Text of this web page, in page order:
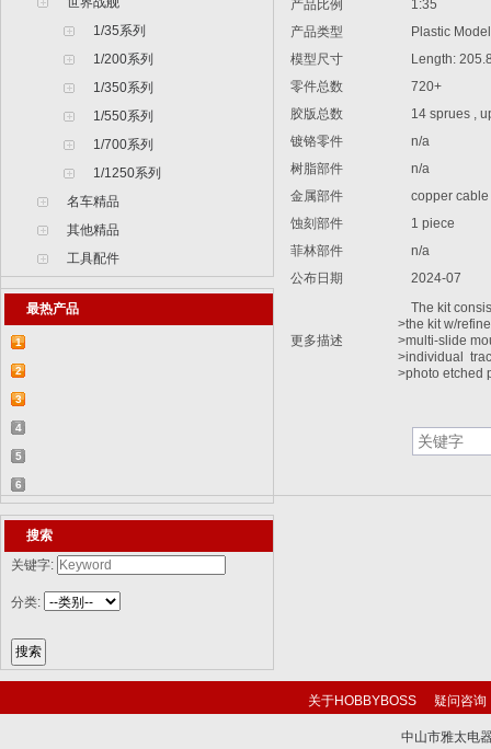
1/35系列
1/200系列
1/350系列
1/550系列
1/700系列
1/1250系列
名车精品
其他精品
工具配件
最热产品
1
【2015-07-07】德国BR 52型蒸汽机车
829...
2
【2015-07-06】德国LWS水陆两栖牵引车
82...
3
【2018-08-31】中国ZTL-11轮式装甲突击
车 ...
4
【2015-12-31】加拿大豹2A4M主战坦克
8386...
5
【2014-12-10】俄罗斯KrAZ-255B军用卡
车85...
6
【2014-12-10】以色列阿奇扎里特装甲运
兵...搜索
关键字:
分类:
产品比例
1:35
产品类型
Plastic Model
模型尺寸
Length:
零件总数
720+
胶版总数
14 sprues ,
镀铬零件
n/a
树脂部件
n/a
金属部件
copper cable
蚀刻部件
1 piece
菲林部件
n/a
公布日期
2024-07
更多描述
The kit
>the kit w/
>multi-slide
>individual
>photo etched
关于HOBBYBOSS 疑问咨询
中山市雅太电